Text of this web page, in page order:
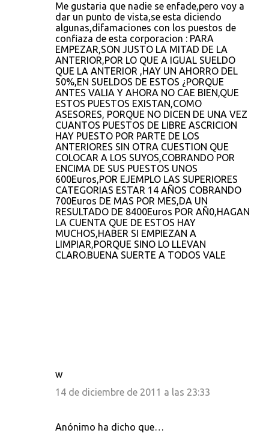
Me gustaria que nadie se enfade,pero voy a
dar un punto de vista,se esta diciendo
algunas,difamaciones con los puestos de
confiaza de esta corporacion : PARA
EMPEZAR,SON JUSTO LA MITAD DE LA
ANTERIOR,POR LO QUE A IGUAL SUELDO
QUE LA ANTERIOR ,HAY UN AHORRO DEL
50%,EN SUELDOS DE ESTOS ¿PORQUE
ANTES VALIA Y AHORA NO CAE BIEN,QUE
ESTOS PUESTOS EXISTAN,COMO
ASESORES, PORQUE NO DICEN DE UNA VEZ
CUANTOS PUESTOS DE LIBRE ASCRICION
HAY PUESTO POR PARTE DE LOS
ANTERIORES SIN OTRA CUESTION QUE
COLOCAR A LOS SUYOS,COBRANDO POR
ENCIMA DE SUS PUESTOS UNOS
600Euros,POR EJEMPLO LAS SUPERIORES
CATEGORIAS ESTAR 14 AÑOS COBRANDO
700Euros DE MAS POR MES,DA UN
RESULTADO DE 8400Euros POR AÑ0,HAGAN
LA CUENTA QUE DE ESTOS HAY
MUCHOS,HABER SI EMPIEZAN A
LIMPIAR,PORQUE SINO LO LLEVAN
CLARO.BUENA SUERTE A TODOS VALE
w
14 de diciembre de 2011 a las 23:33
Anónimo ha dicho que…